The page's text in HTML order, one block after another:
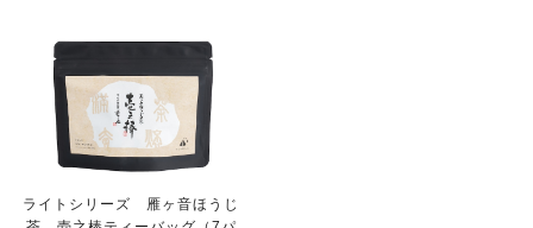
ライトシリーズ 雁ヶ音ほうじ